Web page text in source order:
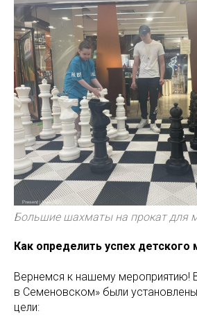
Большие шахматы на прокат для
Как определить успех детского
Вернемся к нашему мероприятию!
в Семеновском» были
цели: